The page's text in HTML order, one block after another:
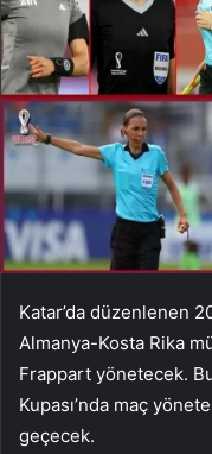
Katar’da düzenlenen
Almanya-Kosta Rika
Frappart yönetecek.
Kupası’nda maç
geçecek.